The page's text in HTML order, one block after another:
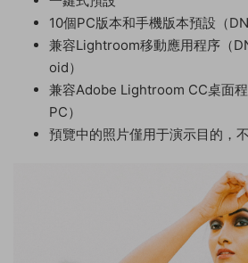
10個PC版本和手機版本預設（
兼容Lightroom移動應用程序（
oid）
兼容Adobe Lightroom CC桌面
PC）
預覽中的照片僅用于演示目的，